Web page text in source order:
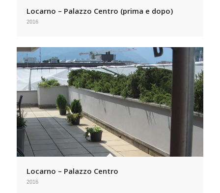
Locarno – Palazzo Centro (prima e dopo)
2016
Locarno – Palazzo Centro
2016